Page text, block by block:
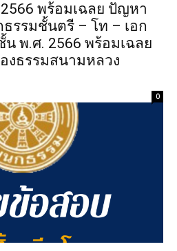
พร้อมเฉลย ปัญหา
รรมชั้นตรี – โท – เอก
พ.ศ. 2566 พร้อมเฉลย
งธรรมสนามหลวง
0